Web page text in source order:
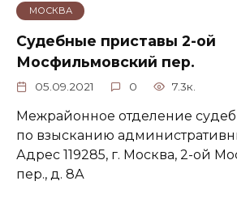
МОСКВА
Судебные приставы 2-ой
Мосфильмовский пер.
05.09.2021 0 7.3к.
Межрайонное отделение
по взысканию
Адрес 119285, г. Москва, 2-ой
пер., д. 8А